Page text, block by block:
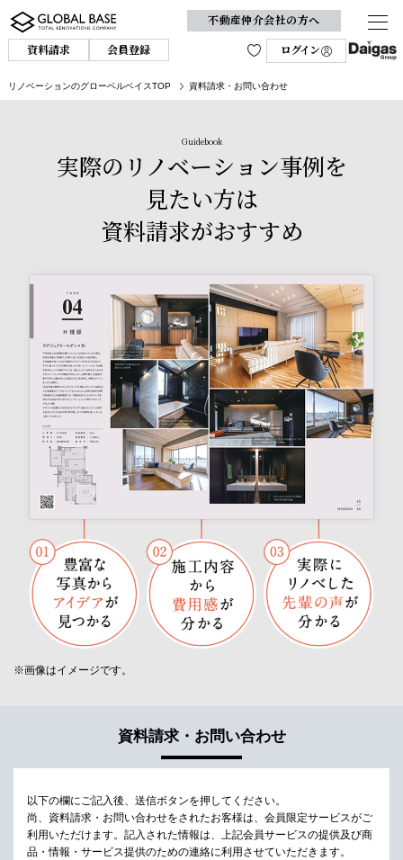
不動産仲介会社の方へ
資料請求
会員登録 ログイン
リノベーションのグローベルベイスTOP 資料請求・お問い合わせ
Guidebook
実際のリノベーション事例を
見たい方は
資料請求がおすすめ
※画像はイメージです。
資料請求・お問い合わせ
以下の欄にご記入後、送信ボタンを押してください。
尚、資料請求・お問い合わせをされたお客様は、会員限定サービスがご
利用いただけます。 記入された情報は、上記会員サービスの提供及び商
品・情報・サービス提供のための連絡に利用させていただきます。